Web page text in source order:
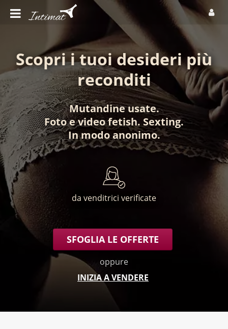
Scopri i tuoi desideri più
reconditi
Mutandine usate.
Fotoevideo fetish. Sexting.
In modo anonimo.
da venditrici verificate
SFOGLIA LE OFFERTE
oppure
INIZIA A VENDERE